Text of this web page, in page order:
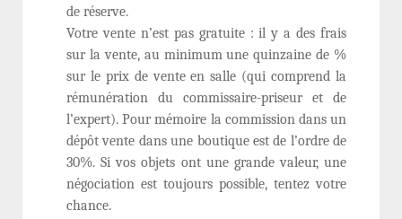
de réserve.
Votre vente n’est pas gratuite : il y a des frais
sur la vente, au minimum une quinzaine de %
sur le prix de vente en salle (qui comprend la
rémunération du commissaire-priseur et de
l’expert). Pour mémoire la commission dans un
dépôt vente dans une boutique est de l’ordre de
30%. Si vos objets ont une grande valeur, une
négociation est toujours possible, tentez votre
chance.